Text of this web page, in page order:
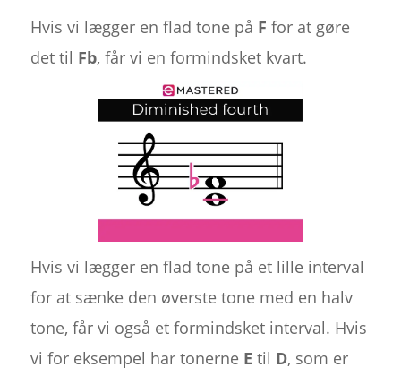
Hvis vi lægger en flad tone på F for at gøre
det til Fb, får vi en formindsket kvart.
Hvis vi lægger en flad tone på et lille interval
for at sænke den øverste tone med en halv
tone, får vi også et formindsket interval. Hvis
vi for eksempel har tonerne E til D, som er